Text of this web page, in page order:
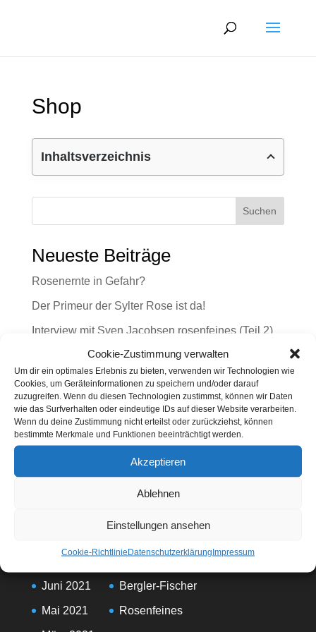
Cookie-Zustimmung verwalten
Um dir ein optimales Erlebnis zu bieten, verwenden wir Technologien wie
Cookies, um Geräteinformationen zu speichern und/oder darauf
zuzugreifen. Wenn du diesen Technologien zustimmst, können wir Daten
wie das Surfverhalten oder eindeutige IDs auf dieser Website verarbeiten.
Wenn du deine Zustimmung nicht erteilst oder zurückziehst, können
bestimmte Merkmale und Funktionen beeinträchtigt werden.
Akzeptieren
Ablehnen
Einstellungen ansehen
Cookie-RichtlinieDatenschutzerklärungImpressum
Shop
Inhaltsverzeichnis
Suchen
Neueste Beiträge
Rosenernte in Gefahr?
Der Primeur der Sylter Rose ist da!
Interview mit Sven Jacobsen rosenfeines (Teil 2)
Interview mit Sven Jacobsen von rosenfeines
Schützt Rosenmarmelade vor Krebs?
Neueste Kommentare
Es sind keine Kommentare vorhanden.
Juni 2021
Mai 2021
Kategorien
Bergler-Fischer
Rosenfeines